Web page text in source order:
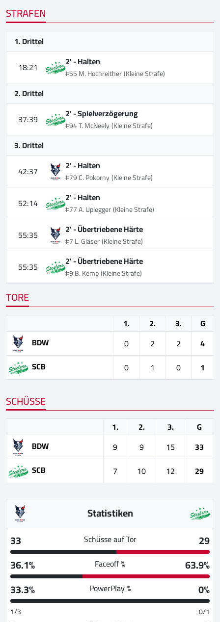
STRAFEN
1. Drittel
18:21
2' -Halten
#55 M. Hochreither(Kleine Strafe)
2. Drittel
37:39
2' -Spielverzögerung
#94 T. McNeely(Kleine Strafe)
3. Drittel
42:37
2' -Halten
#79 C. Pokorny(Kleine Strafe)
52:14 2' -Halten
#77 A. Uplegger(Kleine Strafe)
55:35 2' -Übertriebene Härte
#7 L. Gläser(Kleine Strafe)
55:35 2' -Übertriebene Härte
#9 B. Kemp(Kleine Strafe)
TORE
1. 2. 3.
G
BDW
0 2 2
4
SCB
0 1 0 1
SCHÜSSE
1. 2. 3.
G
BDW
9 9 15
33
SCB
7 10 12 29
Statistiken
33
Schüsse auf Tor
29
36.1%
Faceoff %
63.9%
33.3%
PowerPlay % 0%
1/3 0/1